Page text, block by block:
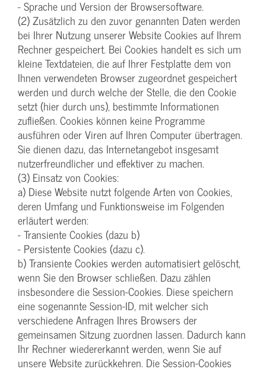
- Sprache und Version der Browsersoftware.
(2) Zusätzlich zu den zuvor genannten Daten werden
bei Ihrer Nutzung unserer Website Cookies auf Ihrem
Rechner gespeichert. Bei Cookies handelt es sich um
kleine Textdateien, die auf Ihrer Festplatte dem von
Ihnen verwendeten Browser zugeordnet gespeichert
werden und durch welche der Stelle, die den Cookie
setzt (hier durch uns), bestimmte Informationen
zufließen. Cookies können keine Programme
ausführen oder Viren auf Ihren Computer übertragen.
Sie dienen dazu, das Internetangebot insgesamt
nutzerfreundlicher und effektiver zu machen.
(3) Einsatz von Cookies:
a) Diese Website nutzt folgende Arten von Cookies,
deren Umfang und Funktionsweise im Folgenden
erläutert werden:
- Transiente Cookies (dazu b)
- Persistente Cookies (dazu c).
b) Transiente Cookies werden automatisiert gelöscht,
wenn Sie den Browser schließen. Dazu zählen
insbesondere die Session-Cookies. Diese speichern
eine sogenannte Session-ID, mit welcher sich
verschiedene Anfragen Ihres Browsers der
gemeinsamen Sitzung zuordnen lassen. Dadurch kann
Ihr Rechner wiedererkannt werden, wenn Sie auf
unsere Website zurückkehren. Die Session-Cookies